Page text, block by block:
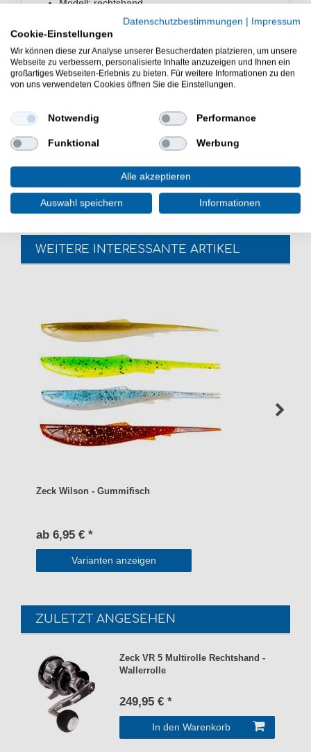
Modell: rechtshand
Schnurfassung: 250m / 0,40mm
Gewicht: 465g
Bremskraft: 20kg
Übersetzung: 5:1
Schnureinzug: 87cm
Kugellager: 7 + 2 Edelstahlkugellager
Clicker / On-Off Switch
Die Zeck VR 5 Multirolle Rechtshand Wallerrolle ist gut
sehr gut zum Vertikal Angeln auf Welse.
WEITERE INTERESSANTE ARTIKEL
Zeck Wilson - Gummifisch
ab 6,95 € *
Varianten anzeigen
ZULETZT ANGESEHEN
Zeck VR 5 Multirolle Rechtshand -
Wallerrolle
249,95 € *
In den Warenkorb
Datenschutzbestimmungen | Impressum
Cookie-Einstellungen
Wir können diese zur Analyse unserer Besucherdaten platzieren, um unsere
Webseite zu verbessern, personalisierte Inhalte anzuzeigen und Ihnen ein
großartiges Webseiten-Erlebnis zu bieten. Für weitere Informationen zu den
von uns verwendeten Cookies öffnen Sie die Einstellungen.
Notwendig Performance
Funktional Werbung
Alle akzeptieren
Auswahl speichern Informationen